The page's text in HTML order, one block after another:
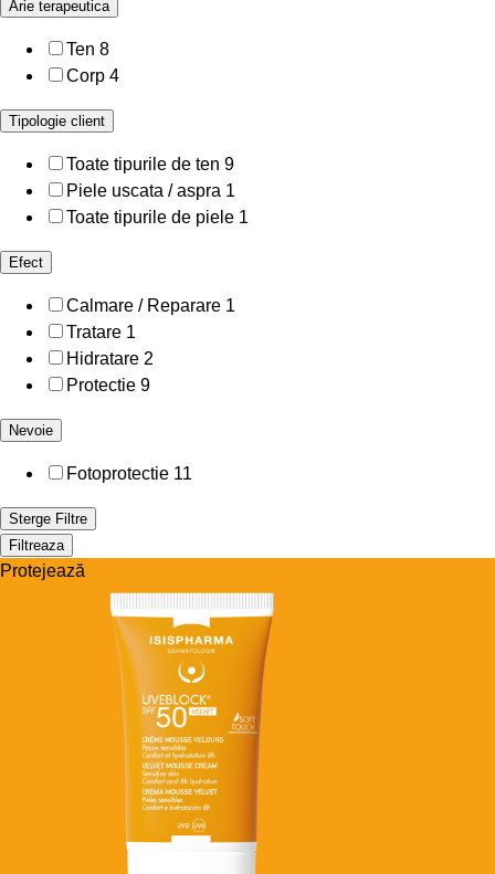
Arie terapeutica
Ten 8
Corp 4
Tipologie client
Toate tipurile de ten 9
Piele uscata / aspra 1
Toate tipurile de piele 1
Efect
Calmare / Reparare 1
Tratare 1
Hidratare 2
Protectie 9
Nevoie
Fotoprotectie 11
Sterge Filtre
Filtreaza
Protejează